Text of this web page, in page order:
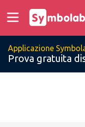
Applicazione
Prova gratuita